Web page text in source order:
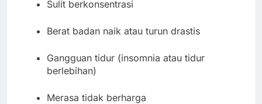
Sulit berkonsentrasi
Berat badan naik atau turun drastis
Gangguan tidur (insomnia atau tidur
berlebihan)
Merasa tidak berharga